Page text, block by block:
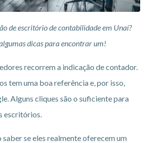
de escritório de contabilidade em Unaí?
dicas para encontrar um!
recorrem a indicação de contador.
tem uma boa referência e, por isso,
Alguns cliques são o suficiente para
escritórios.
saber se eles realmente oferecem um